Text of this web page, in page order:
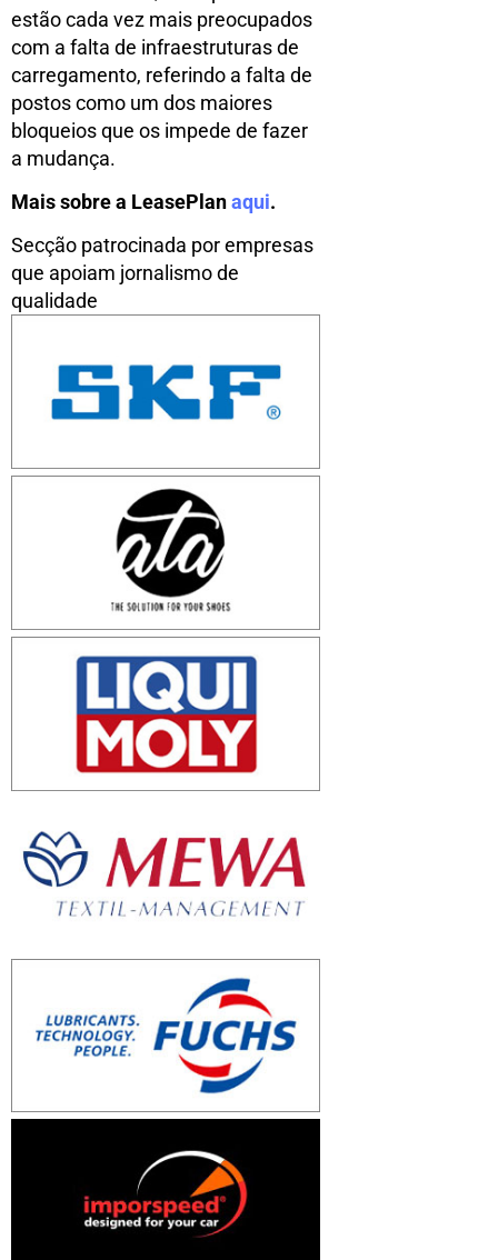
estão cada vez mais preocupados
com a falta de infraestruturas de
carregamento, referindo a falta de
postos como um dos maiores
bloqueios que os impede de fazer
a mudança.
Mais sobre a LeasePlanaqui.
Secção patrocinada por empresas
que apoiam jornalismo de
qualidade